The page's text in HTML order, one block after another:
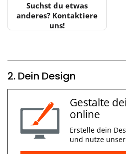
Suchst du etwas
anderes? Kontaktiere
uns!
2. Dein Design
Gestalte
online
Erstelle dein
und nutze